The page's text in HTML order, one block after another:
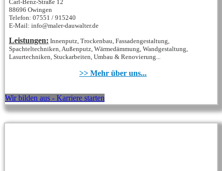
Carl-Benz-Straße 12
88696 Owingen
Telefon: 07551 / 915240
E-Mail: info@maler-dauwalter.de
Leistungen: Innenputz, Trockenbau, Fassadengestaltung,
Spachteltechniken, Außenputz, Wärmedämmung, Wandgestaltung,
Lasurtechniken, Stuckarbeiten, Umbau & Renovierung...
>> Mehr über uns...
Wir bilden aus - Karriere starten